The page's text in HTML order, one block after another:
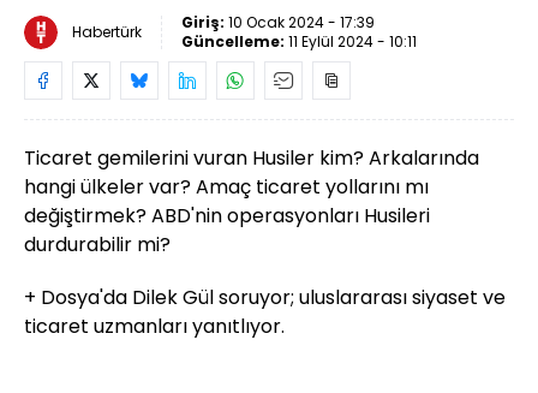
Habertürk Giriş: 10 Ocak 2024 - 17:39
Güncelleme: 11 Eylül 2024 - 10:11
Ticaret gemilerini vuran Husiler kim?Arkalarında
hangi ülkeler var?Amaç ticaret yollarını mı
değiştirmek?ABD'nin operasyonları Husileri
durdurabilir mi?
+ Dosya'da Dilek Gül soruyor; uluslararası siyaset ve
ticaret uzmanları yanıtlıyor.